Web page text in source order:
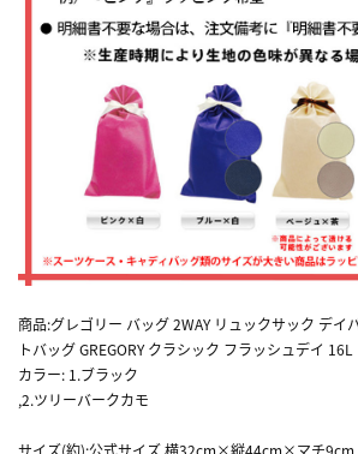
商品:グレゴリー バッグ 2WAY リュックサック デイ
トバッグ GREGORY クラシック フラッシュデイ 16L
カラー: 1.ブラック
,2.ツリーバークカモ
サイズ(約):公式サイズ 横32cm×縦44cm×マチ9cm